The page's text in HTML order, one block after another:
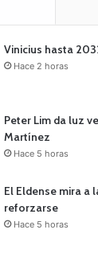
Vinicius hasta
Hace 2 horas
Peter Lim da luz
Martínez
Hace 5 horas
El Eldense mira a
reforzarse
Hace 5 horas